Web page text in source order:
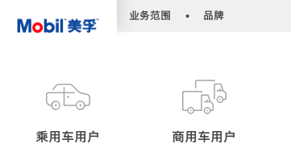
业务范围 • 品牌
乘用车用户 商用车用户